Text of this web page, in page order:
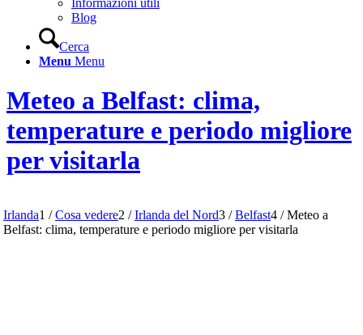
Informazioni utili
Blog
Cerca
Menu Menu
Meteo a Belfast: clima,
temperature e periodo migliore
per visitarla
Irlanda1 / Cosa vedere2 / Irlanda del Nord3 / Belfast4 / Meteo a
Belfast: clima, temperature e periodo migliore per visitarla